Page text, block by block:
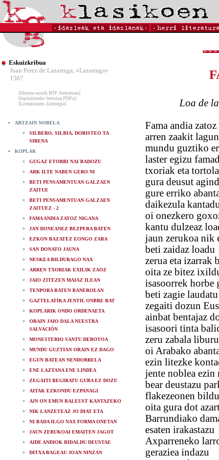
Eskuizkribua
Joan Perez de Lazarraga, «Lazarraga»
1567
[liburua osorik RTF formatuan]
[inprimitzeko bertsioa PDFn]
[Literaturaren Zubitegia]
ARTZAIN NOBELA
SILBERO, SILBIA, DORISTEO TA
SIRENA
KOPLAK
GUGAZ ETORRI NAI BADOZU
ARK ILTE NABEN GERO NI
BETI PENSAMENTUAN GALZAEN
ZAITUE
BETI PENSAMENTUAN GALZAEN
ZAITUEZ - 2
FAMA ANDIA ZATOZ NIGANA
JAN DONEANEZ BEZPERA BATEN
EZKON BAZATEZ EONGO ZARA
SAN DONATO JAUNA
NESKEA BILDURAGO NAX
ARREN TXORIAK EXILIK ZAOZ
JAIO ZITEZEN MAIAZ ILEAN
TENPORA BATEN BANEROEAN
GAZTELATIKA JENTIL ONBRE BAT
KOPLARIK ONDO ORDENAETA
ORAIN JAIO DALA NUESTRA
SALVACIÓN
MONESTERIO SANTU DEBOTOA
MUNDU GUZTIAN ORAIN EZ DAGO
EGUN BATEAN NENDORRELA
ENE LAZTANA ENE LINDEA
ZEGAITI BEGIRATU GURA EZ DOZU
AITAK EZKONDU EZPANAGI
AIN ON EMUN BALEUST KANTAZEKO
NIK LANZETEAZ JO DIAT ETA
NI BADA ILGO NAX FORMA ONETAN
JAUN ZERUKOAI EMAITEN JAGOT
AIDE ANDIOK BIDALDU DEUSTAE
DITXA BAGEAU JOAN NINZAN
Loa de las
Fama andia
arren zaakit
mundu guztiko
laster egizu
txoriak eta
gura deusut
gure erriko
daikezula
oi onezkero
kantu dulzeaz
jaun zerukoa nik
beti zaidaz loadu
zerua eta izarrak
oita ze bitez
isasoorrek horbe
beti zagie laudatu
zegaiti dozun
ainbat bentajaz
isasoori tinta
zeru zabala liburu
oi Arabako
ezin litezke
jente noblea ezin
bear deustazu
flakezeonen
oita gura dot
Barrundiako
esaten irakastazu
Axparreneko
geraziea indazu